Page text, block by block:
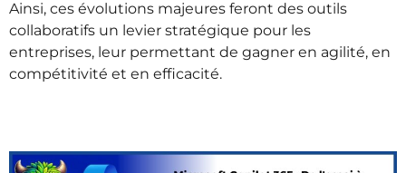
Ainsi, ces évolutions majeures feront des outils
collaboratifs un levier stratégique pour les
entreprises, leur permettant de gagner en agilité, en
compétitivité et en efficacité.